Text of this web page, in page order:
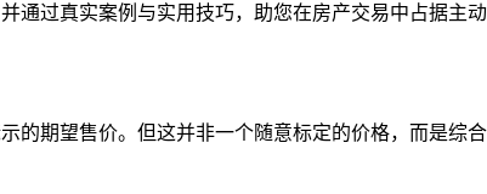
过真实案例与实用技巧，助您在房产交易中占据主动
期望售价。但这并非一个随意标定的价格，而是综